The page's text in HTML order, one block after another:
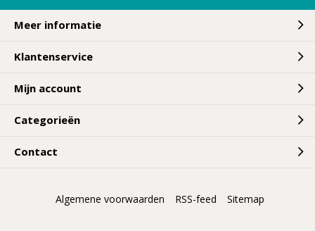
Meer informatie
Klantenservice
Mijn account
Categorieën
Contact
Algemene voorwaarden RSS-feed Sitemap